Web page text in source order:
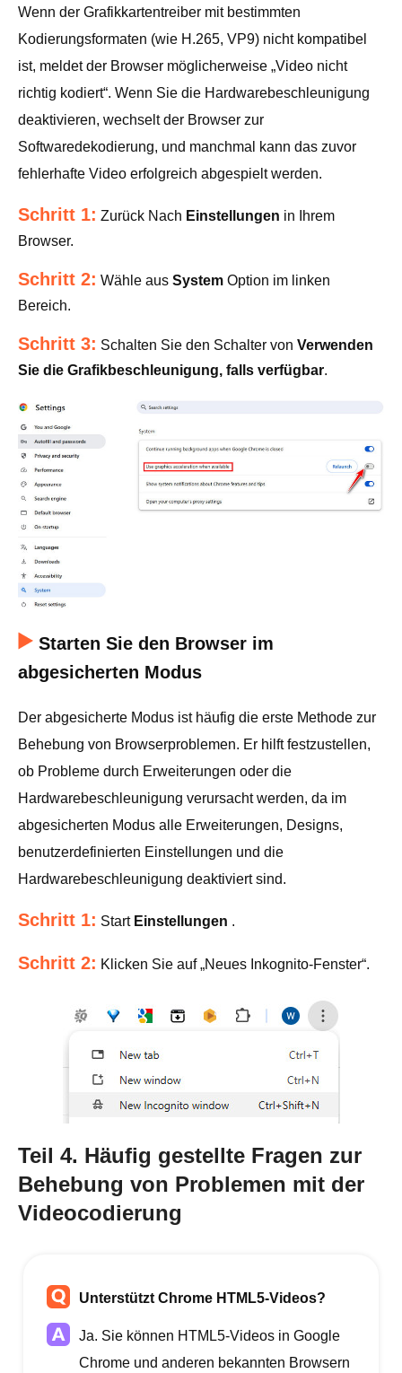
Wenn der Grafikkartentreiber mit bestimmten
Kodierungsformaten (wie H.265, VP9) nicht kompatibel
ist, meldet der Browser möglicherweise „Video nicht
richtig kodiert“. Wenn Sie die Hardwarebeschleunigung
deaktivieren, wechselt der Browser zur
Softwaredekodierung, und manchmal kann das zuvor
fehlerhafte Video erfolgreich abgespielt werden.
Schritt 1: Zurück Nach Einstellungen in Ihrem
Browser.
Schritt 2: Wähle aus System Option im linken
Bereich.
Schritt 3: Schalten Sie den Schalter von Verwenden
Sie die Grafikbeschleunigung, falls verfügbar.
Starten Sie den Browser im
abgesicherten Modus
Der abgesicherte Modus ist häufig die erste Methode zur
Behebung von Browserproblemen. Er hilft festzustellen,
ob Probleme durch Erweiterungen oder die
Hardwarebeschleunigung verursacht werden, da im
abgesicherten Modus alle Erweiterungen, Designs,
benutzerdefinierten Einstellungen und die
Hardwarebeschleunigung deaktiviert sind.
Schritt 1: Start Einstellungen .
Schritt 2: Klicken Sie auf „Neues Inkognito-Fenster“.
Teil 4. Häufig gestellte Fragen zur
Behebung von Problemen mit der
Videocodierung
Unterstützt Chrome HTML5-Videos?
Ja. Sie können HTML5-Videos in Google
Chrome und anderen bekannten Browsern